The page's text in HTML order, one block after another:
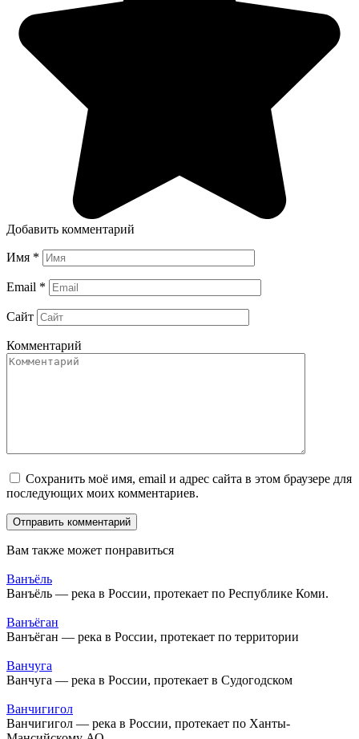
Добавить комментарий
Имя *
Email *
Сайт
Комментарий
Сохранить моё имя, email и адрес сайта в этом браузере для
последующих моих комментариев.
Вам также может понравиться
Ванъёль
Ванъёль — река в России, протекает по Республике Коми.
Ванъёган
Ванъёган — река в России, протекает по территории
Ванчуга
Ванчуга — река в России, протекает в Судогодском
Ванчигигол
Ванчигигол — река в России, протекает по Ханты-